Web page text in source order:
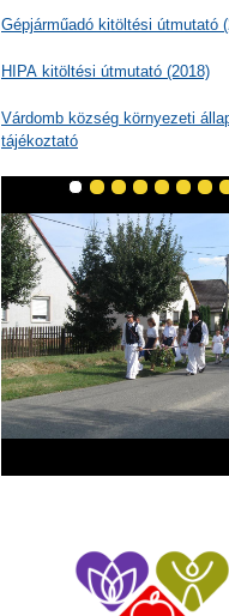
Gépjárműadó kitöltési útmutató
HIPA kitöltési útmutató (2018)
Várdomb község környezeti
tájékoztató